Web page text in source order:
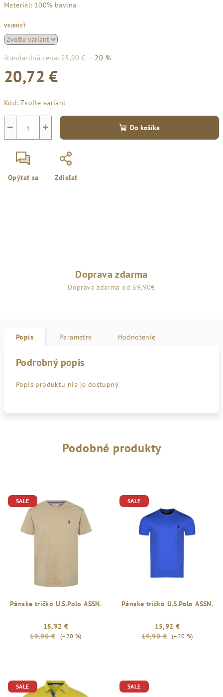
Materiál: 100% bavlna
VEĽKOSŤ
štandardná cena: 25,90 € –20 %
20,72 €
cena:
Kód: Zvoľte variant
+
− Do košíka
Opýtať sa Zdieľať
Doprava zdarma
Doprava zdarma od 69,90€
Popis Parametre Hodnotenie
Podrobný popis
Popis produktu nie je dostupný
Podobné produkty
SALE
Pánske tričko U.S.Polo ASSN.
15,92 €
19,90 €
(–20 %)
SALE
Pánske tričko U.S.Polo ASSN.
15,92 €
19,90 €
(–20 %)
SALE SALE